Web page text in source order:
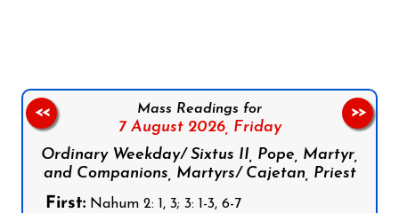
Mass Readings for
7 August 2026, Friday
Ordinary Weekday/ Sixtus II, Pope, Martyr,
and Companions, Martyrs/ Cajetan, Priest
First: Nahum 2: 1, 3; 3: 1-3, 6-7
<< >>